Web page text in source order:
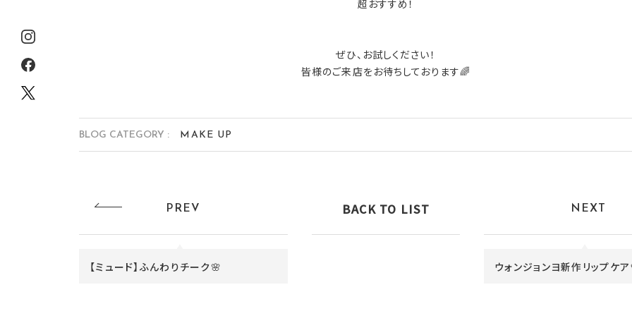
超おすすめ！
ぜひ、お試しください！
皆様のご来店をお待ちしております🌈
BLOG CATEGORY : MAKE UP
PREV
【ミュード】ふんわりチーク🌸
BACK TO LIST NEXT
ウォンジョンヨ新作リップケ